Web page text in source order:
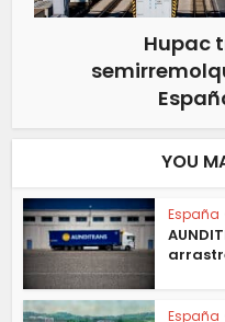
Hupac
YOU
España
España